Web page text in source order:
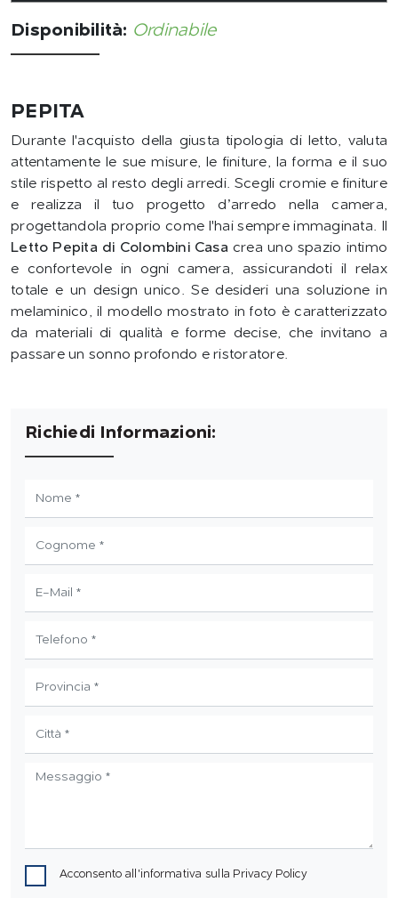
Disponibilità: Ordinabile
PEPITA
Durante l'acquisto della giusta tipologia di letto, valuta
attentamente le sue misure, le finiture, la forma e il suo
stile rispetto al resto degli arredi. Scegli cromie e finiture
e realizza il tuo progetto d’arredo nella camera,
progettandola proprio come l'hai sempre immaginata. Il
Letto Pepita di Colombini Casa crea uno spazio intimo
e confortevole in ogni camera, assicurandoti il relax
totale e un design unico. Se desideri una soluzione in
melaminico, il modello mostrato in foto è caratterizzato
da materiali di qualità e forme decise, che invitano a
passare un sonno profondo e ristoratore.
Richiedi Informazioni:
Acconsento all'informativa sulla Privacy Policy